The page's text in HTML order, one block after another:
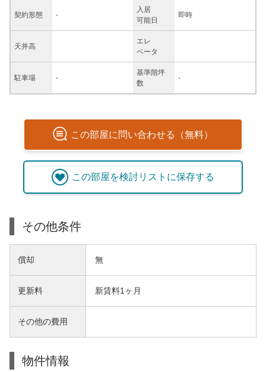
契約形態 -
入居
可能日
即時
天井高
エレ
ベータ
駐車場 -
基準階坪
数
-
この部屋に問い合わせる（無料）
この部屋を検討リストに保存する
その他条件
償却 無
更新料 新賃料1ヶ月
その他の費用
物件情報